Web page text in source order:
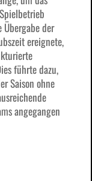
der
ereignete,
führte dazu,
Saison ohne
angegangen